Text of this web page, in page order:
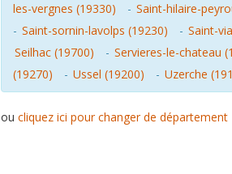
les-vergnes (19330)
- Saint-hilaire-
- Saint-sornin-lavolps (19230) - Saint-
Seilhac (19700)
- Servieres-le-chateau
(19270)
- Ussel (19200) - Uzerche
ou cliquez ici pour changer de département